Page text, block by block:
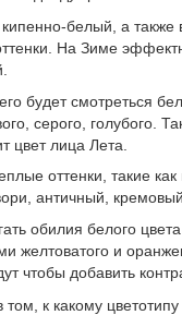
белый, а также
На Зиме
будет смотреться
серого, голубого.
цвет лица Лета.
оттенки, такие как
античный, кремовый.
обилия белого
желтоватого и
чтобы добавить
к какому